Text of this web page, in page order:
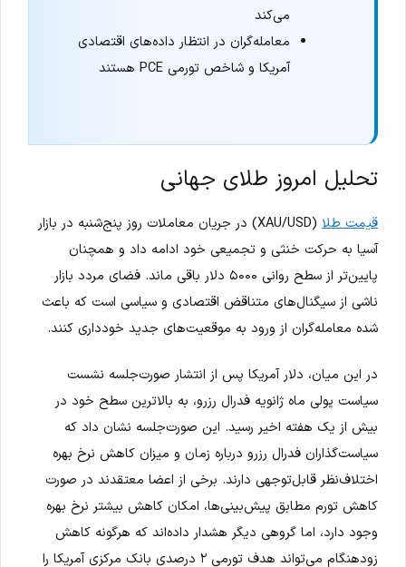
می‌کند
معامله‌گران در انتظار داده‌های اقتصادی
آمریکا و شاخص تورمی PCE هستند
تحلیل امروز طلای جهانی
قیمت طلا
(XAU/USD) در جریان معاملات روز پنج‌شنبه در بازار
آسیا به حرکت خنثی و تجمیعی خود ادامه داد و همچنان
پایین‌تر از سطح روانی ۵۰۰۰ دلار باقی ماند. فضای مردد بازار
ناشی از سیگنال‌های متناقض اقتصادی و سیاسی است که باعث
شده معامله‌گران از ورود به موقعیت‌های جدید خودداری کنند.
در این میان، دلار آمریکا پس از انتشار صورت‌جلسه نشست
سیاست پولی ماه ژانویه فدرال رزرو، به بالاترین سطح خود در
بیش از یک هفته اخیر رسید. این صورت‌جلسه نشان داد که
سیاست‌گذاران فدرال رزرو درباره زمان و میزان کاهش نرخ بهره
اختلاف‌نظر قابل‌توجهی دارند. برخی از اعضا معتقدند در صورت
کاهش تورم مطابق پیش‌بینی‌ها، امکان کاهش بیشتر نرخ بهره
وجود دارد، اما گروهی دیگر هشدار داده‌اند که هرگونه کاهش
زودهنگام می‌تواند هدف تورمی ۲ درصدی بانک مرکزی آمریکا را